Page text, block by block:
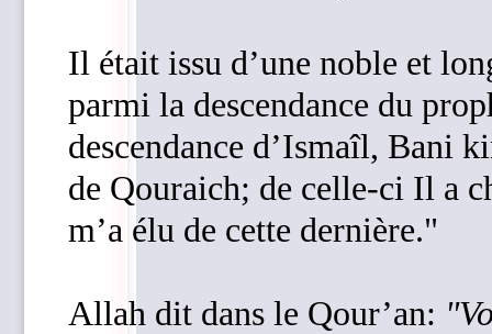
Il était issu d’une noble et
parmi la descendance du
descendance d’Ismaîl, Bani
de Qouraich; de celle-ci Il a
m’a élu de cette dernière."
Allah dit dans le Qour’an: